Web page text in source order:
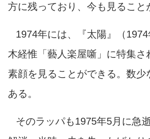
方に残っており、今も見ること
1974年には、『太陽』（
木経惟「藝人楽屋噺」 に特集さ
素顔を見ることができる。数少
ある。
そのラッパも1975年5月に急